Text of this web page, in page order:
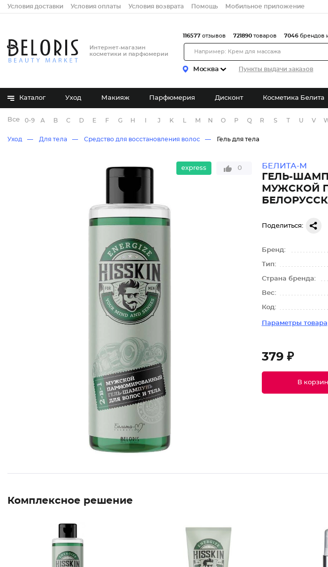
Условия доставки Условия оплаты Условия возврата Помощь Мобильное приложение
Интернет-магазин
косметики и парфюмерии
Москва Пункты выдачи заказов
116577 отзывов 721890 товаров 7046 брендов
Каталог Уход Макияж Парфюмерия Дисконт Косметика Белита
Все бренды
0-9 A B C D E F G H J K M N O P Q R S T U V
Уход Для тела Средство для восстановления волос Гель для тела
express 0 БЕЛИТА-М
ГЕЛЬ-
МУЖСКОЙ
Поделиться:
Бренд:
Тип:
Страна бренда:
Вес:
Код:
Параметры товара
379 ₽
В
Комплексное решение